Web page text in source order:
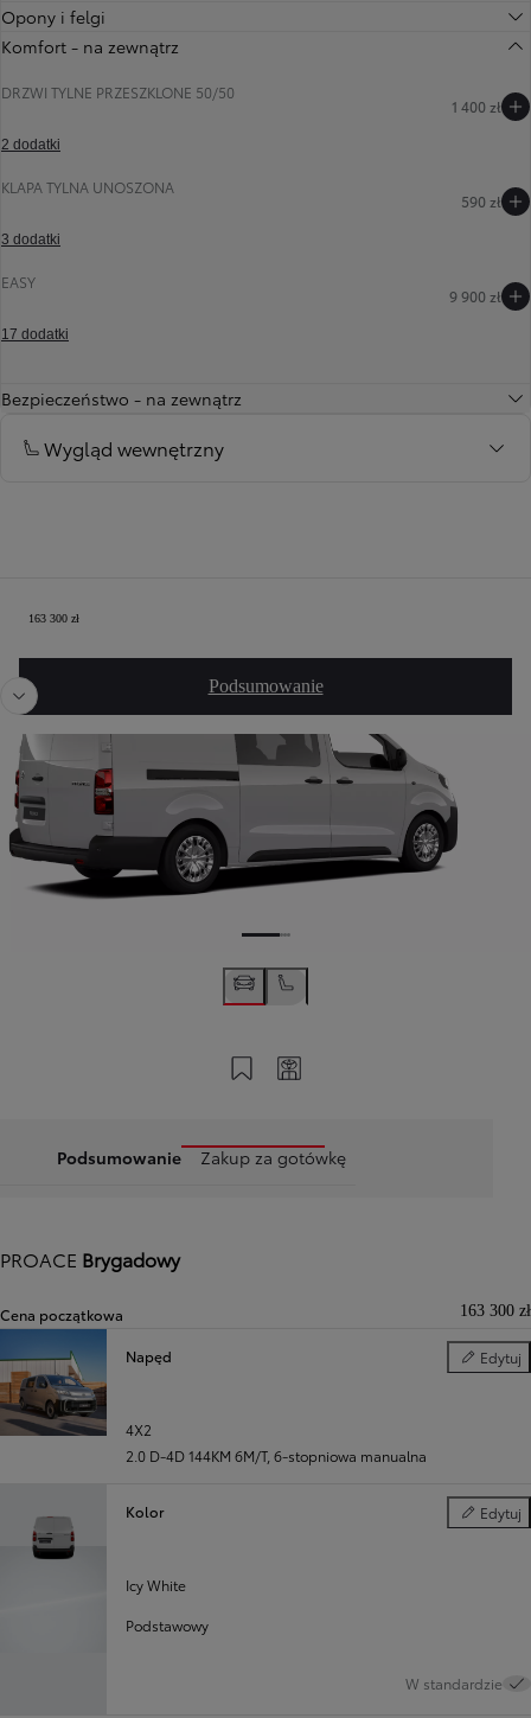
PoprzedniNastępny
Opony i felgi
Komfort - na zewnątrz
DRZWI TYLNE PRZESZKLONE 50/50
1 400 zł
2 dodatki
KLAPA TYLNA UNOSZONA
590 zł
3 dodatki
EASY
9 900 zł
17 dodatki
Bezpieczeństwo - na zewnątrz
Wygląd wewnętrzny
163 300 zł
Podsumowanie
Twoja konfiguracja
Poprzedni
Poprzedni
Zapisz na swoim koncie
Podsumowanie Zakup za gotówkę
PROACE Brygadowy
Cena początkowa 163 300 zł
Napęd Edytuj
Napęd
4X2
2.0 D-4D 144KM 6M/T, 6-stopniowa manualna
Kolor Edytuj
Kolor
Icy White
Podstawowy
W standardzie